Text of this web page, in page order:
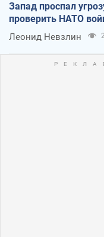
Запад проспал
проверить НАТО
Леонид Невзлин